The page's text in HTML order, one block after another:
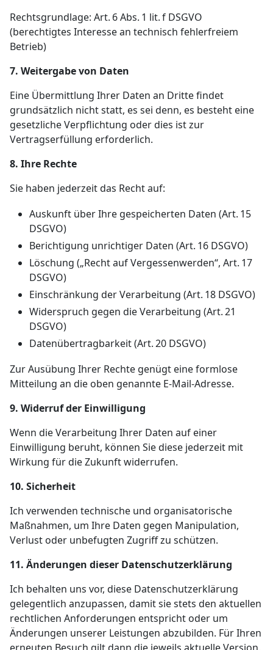
Rechtsgrundlage: Art. 6 Abs. 1 lit. f DSGVO
(berechtigtes Interesse an technisch fehlerfreiem
Betrieb)
7. Weitergabe von Daten
Eine Übermittlung Ihrer Daten an Dritte findet
grundsätzlich nicht statt, es sei denn, es besteht eine
gesetzliche Verpflichtung oder dies ist zur
Vertragserfüllung erforderlich.
8. Ihre Rechte
Sie haben jederzeit das Recht auf:
Auskunft über Ihre gespeicherten Daten (Art. 15
DSGVO)
Berichtigung unrichtiger Daten (Art. 16 DSGVO)
Löschung („Recht auf Vergessenwerden“, Art. 17
DSGVO)
Einschränkung der Verarbeitung (Art. 18 DSGVO)
Widerspruch gegen die Verarbeitung (Art. 21
DSGVO)
Datenübertragbarkeit (Art. 20 DSGVO)
Zur Ausübung Ihrer Rechte genügt eine formlose
Mitteilung an die oben genannte E-Mail-Adresse.
9. Widerruf der Einwilligung
Wenn die Verarbeitung Ihrer Daten auf einer
Einwilligung beruht, können Sie diese jederzeit mit
Wirkung für die Zukunft widerrufen.
10. Sicherheit
Ich verwenden technische und organisatorische
Maßnahmen, um Ihre Daten gegen Manipulation,
Verlust oder unbefugten Zugriff zu schützen.
11. Änderungen dieser Datenschutzerklärung
Ich behalten uns vor, diese Datenschutzerklärung
gelegentlich anzupassen, damit sie stets den aktuellen
rechtlichen Anforderungen entspricht oder um
Änderungen unserer Leistungen abzubilden. Für Ihren